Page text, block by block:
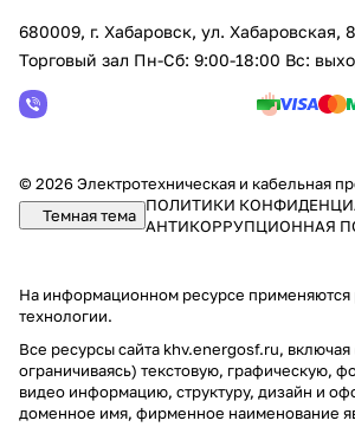
680009, г. Хабаровск, ул. Хабаровская, 8
Торговый зал Пн-Сб: 9:00-18:00 Вс:
© 2026 Электротехническая и кабельная
Темная тема
ПОЛИТИКИ
АНТИКОРРУПЦИОННАЯ
На информационном ресурсе применяются
технологии.
Все ресурсы сайта khv.energosf.ru, включая
ограничиваясь) текстовую, графическую,
видео информацию, структуру, дизайн и
доменное имя, фирменное наименование